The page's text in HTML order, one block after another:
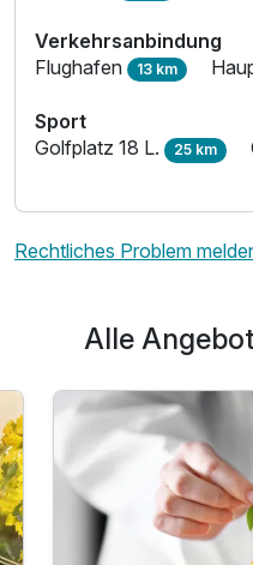
Verkehrsanbindung
Flughafen 13 km
Sport
Golfplatz 18 L. 25 km
Rechtliches Problem
Alle